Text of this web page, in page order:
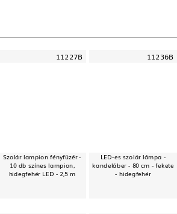
11227B
Szolár lampion fényfüzér -
10 db színes lampion,
hidegfehér LED - 2,5 m
11236B
LED-es szolár lámpa -
kandeláber - 80 cm - fekete
- hidegfehér